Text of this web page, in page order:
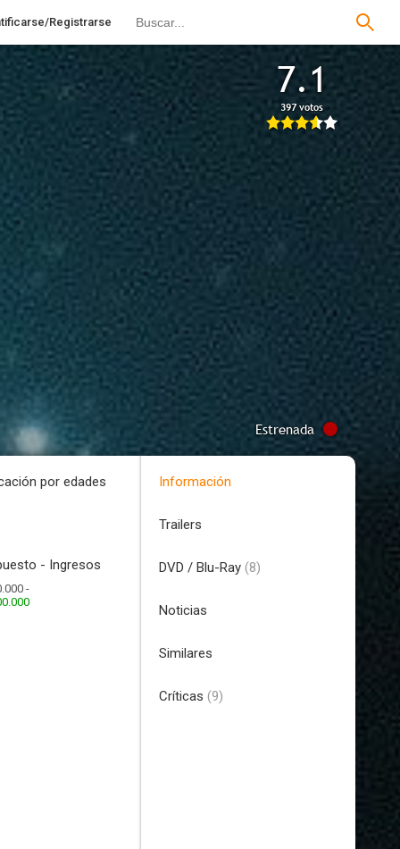
Registrarse
7.1
397 votos
Estrenada
por edades
- Ingresos
-
Información
Trailers
DVD / Blu-Ray (8)
Noticias
Similares
Críticas (9)